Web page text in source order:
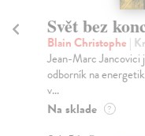
Svět bez
Blain Christophe |
Jean-Marc Jancovici
odborník na
v...
Na sklade ?